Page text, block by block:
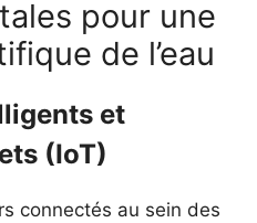
pour une
de l’eau
et
(IoT)
connectés au sein des